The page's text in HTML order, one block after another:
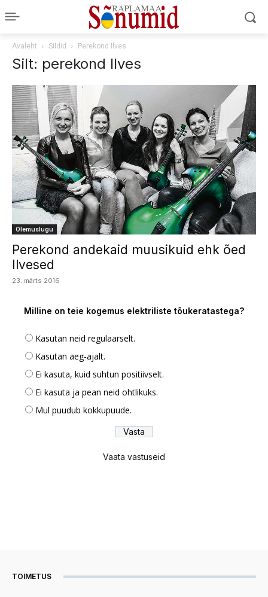
Avaleht Sildid Perekond Ilves
Silt: perekond Ilves
Olemuslugu
Perekond andekaid muusikuid ehk õed
Ilvesed
23. märts 2016
Milline on teie kogemus elektriliste tõukeratastega?
Kasutan neid regulaarselt.
Kasutan aeg-ajalt.
Ei kasuta, kuid suhtun positiivselt.
Ei kasuta ja pean neid ohtlikuks.
Mul puudub kokkupuude.
Vaata vastuseid
TOIMETUS